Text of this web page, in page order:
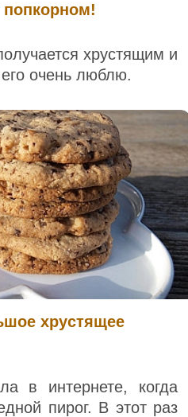
попкорном!
хрустящим и
очень люблю.
хрустящее
в интернете, когда
пирог. В этот раз